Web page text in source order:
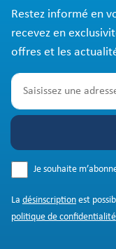
Restez informé en
recevez en
offres et les
Je souhaite
La désinscription est
politique de confidentialité